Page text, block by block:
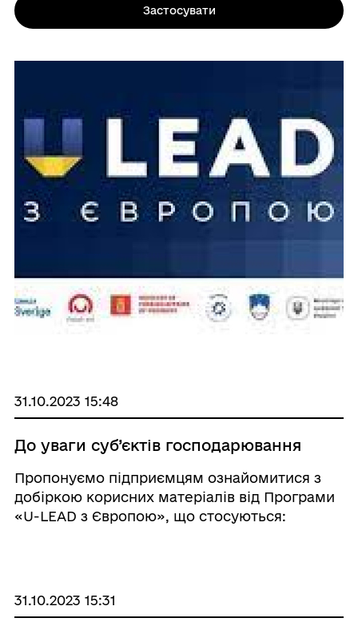
31.10.2023 15:48
До уваги суб’єктів господарювання
Пропонуємо підприємцям ознайомитися з
добіркою корисних матеріалів від Програми
«U-LEAD з Європою», що стосуються:
31.10.2023 15:31
Застосувати